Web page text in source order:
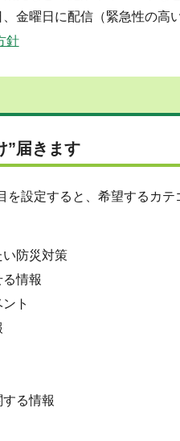
金曜日に配信（緊急性の高
針
”届きます
を設定すると、希望するカ
防災対策
情報
ト
る情報